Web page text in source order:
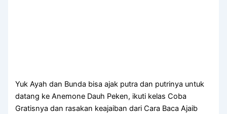
Yuk Ayah dan Bunda bisa ajak putra dan putrinya untuk
datang ke Anemone Dauh Peken, ikuti kelas Coba
Gratisnya dan rasakan keajaiban dari Cara Baca Ajaib